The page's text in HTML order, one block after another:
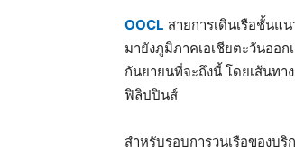
OOCL สายการเดินเรือชั้นแ
มายังภูมิภาคเอเชียตะวันออก
กันยายนที่จะถึงนี้ โดยเส้นทา
ฟิลิปปินส์
สำหรับรอบการวนเรือของบริ